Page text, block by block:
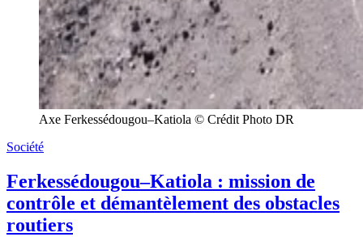
Axe Ferkessédougou–Katiola © Crédit Photo DR
Société
Ferkessédougou–Katiola : mission de
contrôle et démantèlement des obstacles
routiers